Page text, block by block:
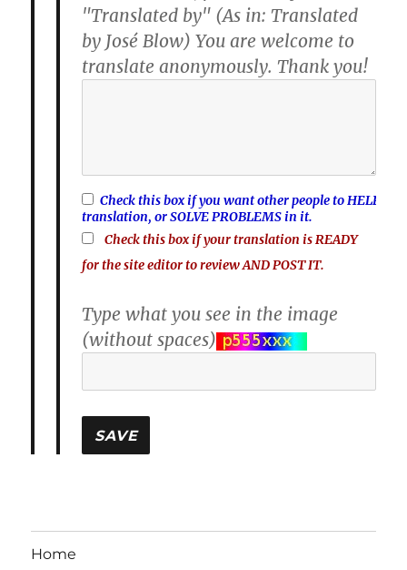
"Translated by" (As in: Translated
by José Blow) You are welcome to
translate anonymously. Thank you!
Check this box if you want other people to HELP
translation, or SOLVE PROBLEMS in it.
Check this box if your translation is READY
for the site editor to review AND POST IT.
Type what you see in the image
(without spaces)
Home